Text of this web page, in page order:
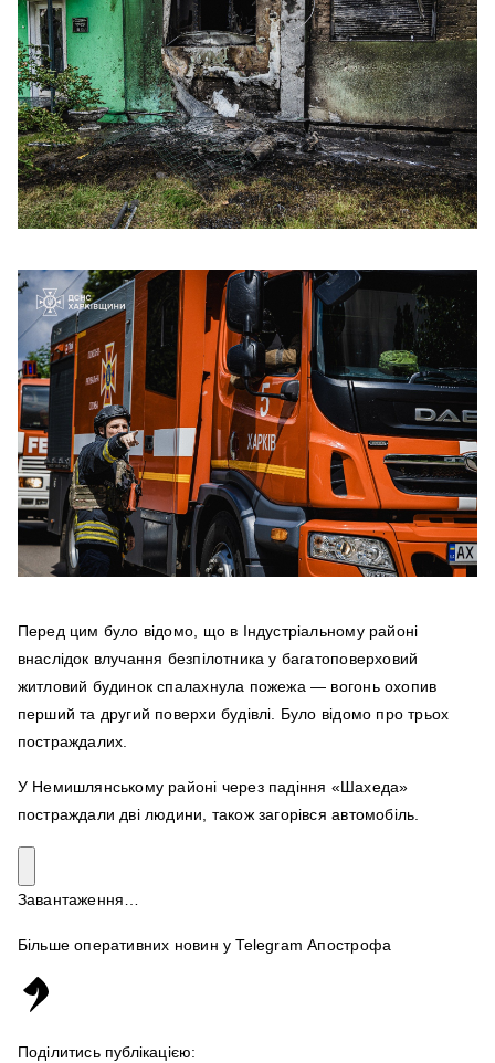
Перед цим було відомо, що в Індустріальному районі
внаслідок влучання безпілотника у багатоповерховий
житловий будинок спалахнула пожежа — вогонь охопив
перший та другий поверхи будівлі. Було відомо про трьох
постраждалих.
У Немишлянському районі через падіння «Шахеда»
постраждали дві людини, також загорівся автомобіль.
Завантаження…
Більше оперативних новин у Telegram Апострофа
Поділитись публікацією: